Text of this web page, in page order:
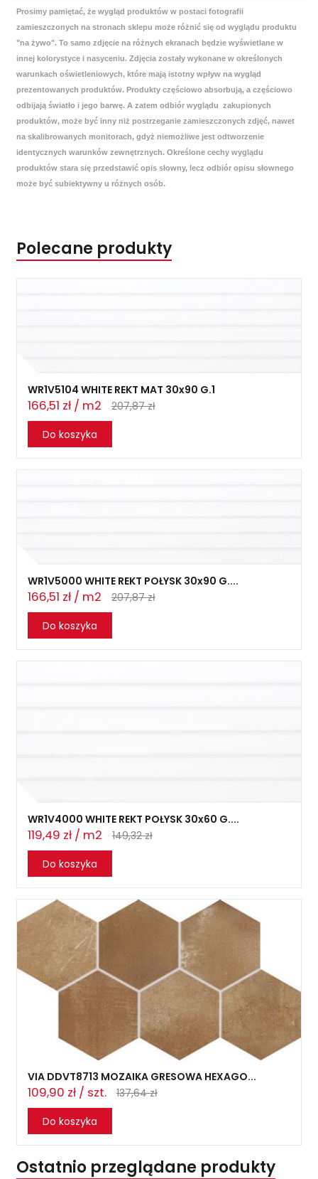
Prosimy pamiętać, że wygląd produktów w postaci fotografii
zamieszczonych na stronach sklepu może różnić się od wyglądu produktu
"na żywo". To samo zdjęcie na różnych ekranach będzie wyświetlane w
innej kolorystyce i nasyceniu. Zdjęcia zostały wykonane w określonych
warunkach oświetleniowych, które mają istotny wpływ na wygląd
prezentowanych produktów. Produkty częściowo absorbują, a częściowo
odbijają światło i jego barwę. A zatem odbiór wyglądu zakupionych
produktów, może być inny niż postrzeganie zamieszczonych zdjęć, nawet
na skalibrowanych monitorach, gdyż niemożliwe jest odtworzenie
identycznych warunków zewnętrznych. Określone cechy wyglądu
produktów stara się przedstawić opis słowny, lecz odbiór opisu słownego
może być subiektywny u różnych osób.
Polecane produkty
WR1V5104 WHITE REKT MAT 30x90 G.1
166,51 zł / m2
207,87 zł
Do koszyka
WR1V5000 WHITE REKT POŁYSK 30x90 G....
166,51 zł / m2
207,87 zł
Do koszyka
WR1V4000 WHITE REKT POŁYSK 30x60 G....
119,49 zł / m2
149,32 zł
Do koszyka
VIA DDVT8713 MOZAIKA GRESOWA HEXAGO...
109,90 zł / szt.
137,64 zł
Do koszyka
Ostatnio przeglądane produkty